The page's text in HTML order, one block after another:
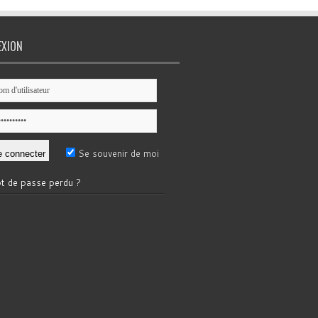
Se souvenir de moi
de passe perdu ?